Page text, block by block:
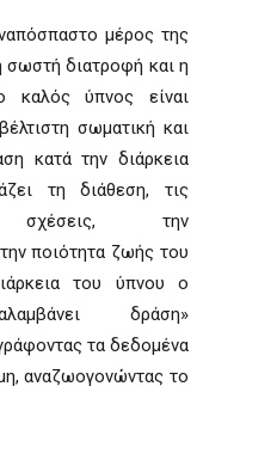
μέρος της
διατροφή και η
καλός ύπνος είναι
σωματική και
κατά την διάρκεια
τη διάθεση, τις
σχέσεις, την
ποιότητα ζωής του
του ύπνου ο
δράση»
τα δεδομένα
αναζωογονώντας το